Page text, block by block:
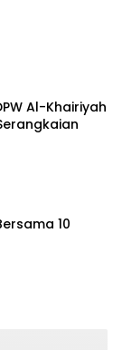
Al-Khairiyah
10